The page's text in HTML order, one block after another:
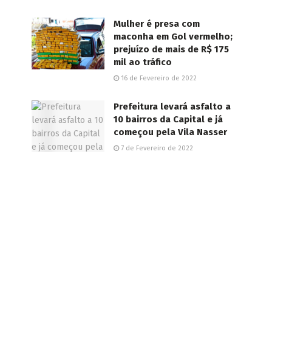
Mulher é presa com
maconha em Gol vermelho;
prejuízo de mais de R$ 175
mil ao tráfico
16 de Fevereiro de 2022
Prefeitura levará asfalto a
10 bairros da Capital e já
começou pela Vila Nasser
7 de Fevereiro de 2022